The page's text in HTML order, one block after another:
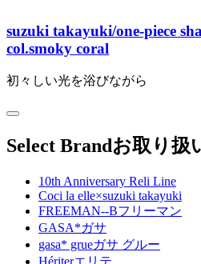
suzuki takayuki/one-piece
col.smoky coral
初々しい光を浴びながら
Select Brandお取り扱
10th Anniversary Reli Line
Coci la elle×suzuki takayuki
FREEMAN--Bフリーマン
GASA*ガサ
gasa* grueガサ グルー
Hériterエリテ